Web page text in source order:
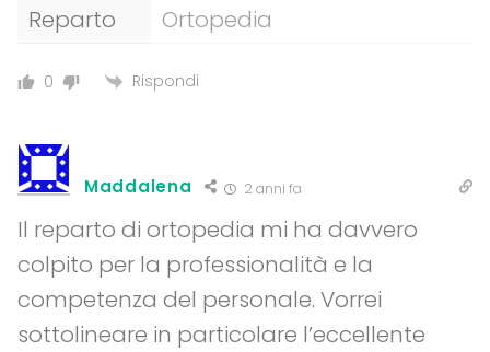
Reparto Ortopedia
0 Rispondi
Maddalena 2 anni fa
Il reparto di ortopedia mi ha davvero
colpito per la professionalità e la
competenza del personale. Vorrei
sottolineare in particolare l’eccellente